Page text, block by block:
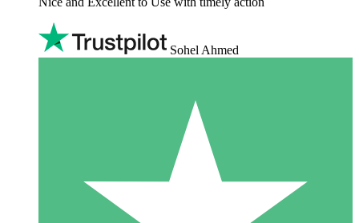
Sohel Ahmed